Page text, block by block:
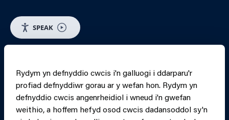
SPEAK
Rydym yn defnyddio cwcis i'n galluogi i ddarparu'r
profiad defnyddiwr gorau ar y wefan hon. Rydym yn
defnyddio cwcis angenrheidiol i wneud i'n gwefan
weithio, a hoffem hefyd osod cwcis dadansoddol sy'n
PRINT PAGE